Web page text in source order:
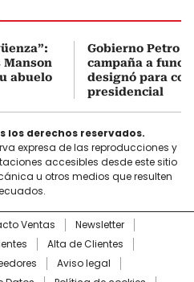
Manson
abuelo
Gobierno Petro
campaña a
designó para
presidencial
los derechos reservados.
expresa de las reproducciones y
accesibles desde este sitio
u otros medios que resulten
Ventas
Newsletter
Alta de Clientes
Aviso legal